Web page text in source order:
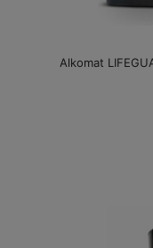
Alkomat